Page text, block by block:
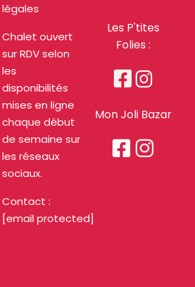
légales
Chalet ouvert
sur RDV selon
les
disponibilités
mises en ligne
chaque début
de semaine sur
les réseaux
sociaux.
Contact :
[email protected]
Les P'tites
Folies :
 
Mon Joli Bazar
 